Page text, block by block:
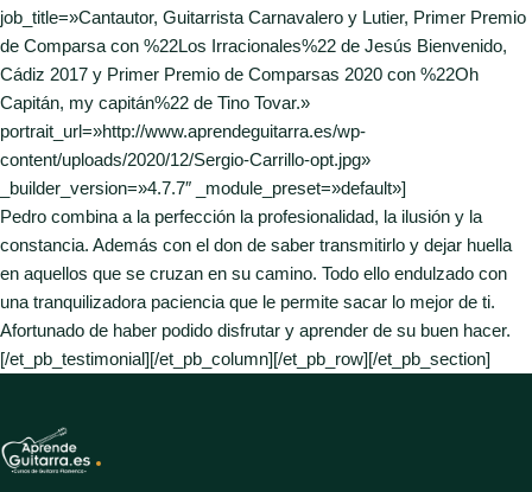
job_title=»Cantautor, Guitarrista Carnavalero y Lutier, Primer Premio
de Comparsa con %22Los Irracionales%22 de Jesús Bienvenido,
Cádiz 2017 y Primer Premio de Comparsas 2020 con %22Oh
Capitán, my capitán%22 de Tino Tovar.»
portrait_url=»http://www.aprendeguitarra.es/wp-
content/uploads/2020/12/Sergio-Carrillo-opt.jpg»
_builder_version=»4.7.7″ _module_preset=»default»]
Pedro combina a la perfección la profesionalidad, la ilusión y la
constancia. Además con el don de saber transmitirlo y dejar huella
en aquellos que se cruzan en su camino. Todo ello endulzado con
una tranquilizadora paciencia que le permite sacar lo mejor de ti.
Afortunado de haber podido disfrutar y aprender de su buen hacer.
[/et_pb_testimonial][/et_pb_column][/et_pb_row][/et_pb_section]